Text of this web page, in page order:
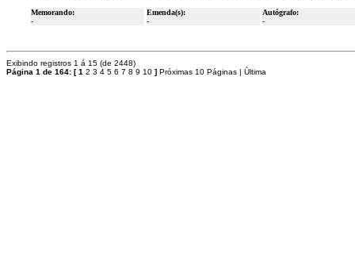
Memorando:
-
Emenda(s):
-
Autógrafo:
-
Exibindo registros 1 á 15 (de 2448)
Página 1 de 164: [1 2 3 4 5 6 7 8 9 10 ] Próximas 10 Páginas | Ùltima